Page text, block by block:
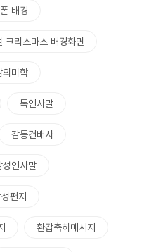
배경
크리스마스 배경화면
의미학
톡인사말
감동건배사
성인사말
편지
환갑축하메시지